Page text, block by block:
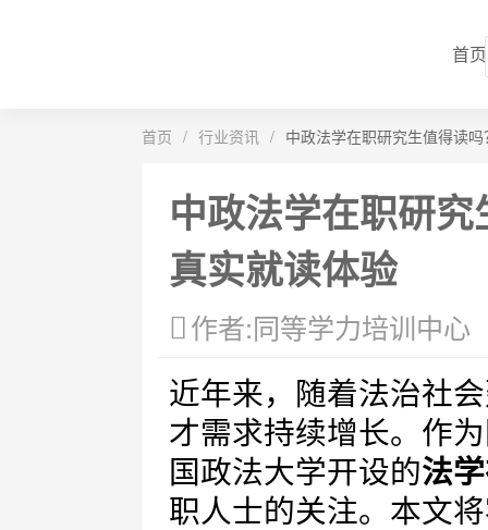
首页
首页 / 行业资讯 / 中政法学在职研究生值得读
中政法学在职研
真实就读体验
作者:同等学力培训中心
近年来，随着法治社
才需求持续增长。作
国政法大学开设的法
职人士的关注。本文